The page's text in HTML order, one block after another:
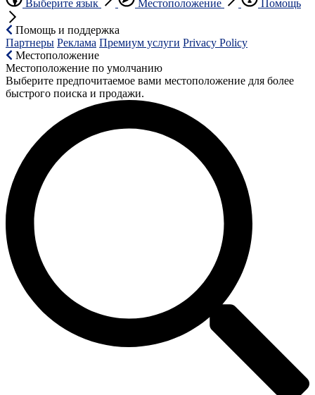
Выберите язык Местоположение Помощь
Помощь и поддержка
Партнеры Реклама Премиум услуги Privacy Policy
Местоположение
Местоположение по умолчанию
Выберите предпочитаемое вами местоположение для более
быстрого поиска и продажи.